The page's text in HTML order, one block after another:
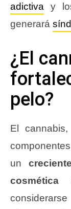
adictiva y
generará
¿El
pelo?
El
un
cosmética